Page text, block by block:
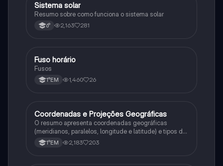
Geografia
Sistema solar
Resumo sobre como funciona o sistema solar
6° 2,163 281
Geografia
Fuso horário
Fusos
1°EM 1,460 26
Geografia
Coordenadas e Projeções Geográficas
O resumo apresenta coordenadas geográficas
(meridianos, paralelos, longitude e latitude) e tipos de
projeções cartográficas (projeção cilíndrica, azimutal
etc).
1°EM 2,183 203